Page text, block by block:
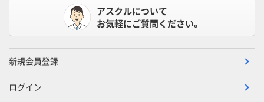
アスクルについて
お気軽にご質問ください。
新規会員登録
ログイン